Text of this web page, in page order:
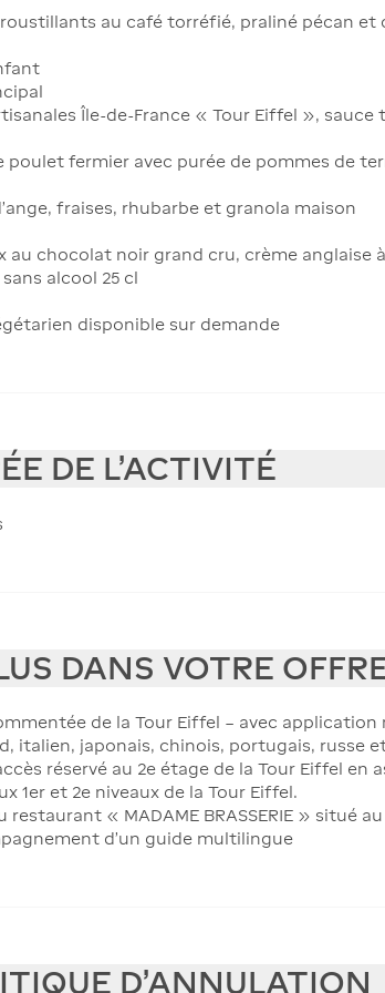
au café torréfié, praliné pécan et
Île-de-France « Tour Eiffel »,
poulet fermier avec purée de pommes de
fraises, rhubarbe et granola maison
au chocolat noir grand cru, crème anglaise
alcool 25 cl
disponible sur demande
DE L'ACTIVITÉ
DANS VOTRE
de la Tour Eiffel – avec
italien, japonais, chinois, portugais, russe
réservé au 2e étage de la Tour Eiffel en
1er et 2e niveaux de la Tour Eiffel.
restaurant « MADAME BRASSERIE » situé
d'un guide multilingue
D'ANNULATION